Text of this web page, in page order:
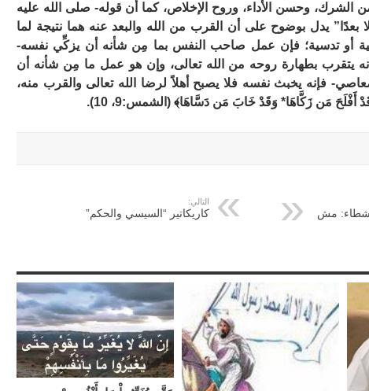
الشرك، وحسن الأداء، وروح الإخلاص، كما أن قوله- صلى الله عليه
بعدًا” يدل بوضوح على أن القرب من الله والبعد عنه هما نتيجة لما
أو تدسية؛ فإن عمل صاحب النفس بما مِن شأنه أن يزكِّي نفسه-
يتقرب بطهارة روحه من الله تعالى، وإن هو عمل ما مِن شأنه أن
فإنه يخبث نفسه فلا يصبح أهلاً لرضا الله تعالى والقرب منه،
أَفْلَحَ مَن زَكَّاهَا* وَقَدْ خَابَ مَن دَسَّاهَا﴾ (الشمس:9، 10).
مش
التالي:
كاريكاتير “السيسي والحكم”